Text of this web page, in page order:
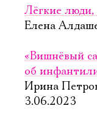
Лёгкие люди,
Елена
«Вишнёвый
об
Ирина
3.06.2023